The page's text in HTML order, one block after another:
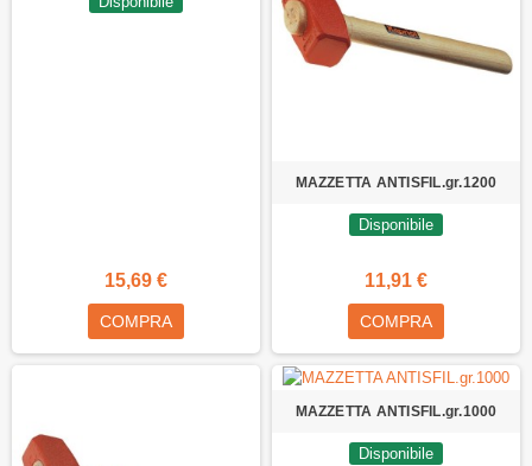
15,69 €
COMPRA
MAZZETTA ANTISFIL.gr.1200
Disponibile
11,91 €
COMPRA
MAZZETTA ANTISFIL.gr.1000
Disponibile